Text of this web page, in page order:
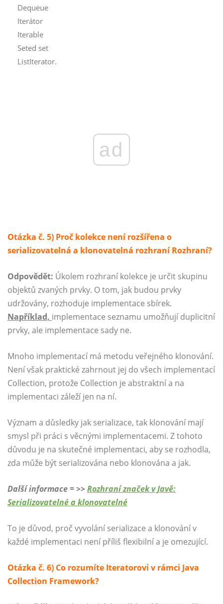
Dequeue
Iterátor
Iterable
Seted set
ListIterator.
ad
Otázka č. 5) Proč kolekce není rozšířena o
serializovatelná a klonovatelná rozhraní Rozhraní?
Odpovědět: Úkolem rozhraní kolekce je určit skupinu
objektů zvaných prvky. O tom, jak budou prvky
udržovány, rozhoduje implementace sbírek.
Například, implementace seznamu umožňují duplicitní
prvky, ale implementace sady ne.
Mnoho implementací má metodu veřejného klonování.
Není však praktické zahrnout jej do všech implementací
Collection, protože Collection je abstraktní a na
implementaci záleží jen na ní.
Význam a důsledky jak serializace, tak klonování mají
smysl při práci s věcnými implementacemi. Z tohoto
důvodu je na skutečné implementaci, aby se rozhodla,
zda může být serializována nebo klonována a jak.
Další informace = >>Rozhraní značek v Javě:
Serializovatelné a klonovatelné
To je důvod, proč vyvolání serializace a klonování v
každé implementaci není příliš flexibilní a je omezující.
Otázka č. 6) Co rozumíte Iteratorovi v rámci Java
Collection Framework?